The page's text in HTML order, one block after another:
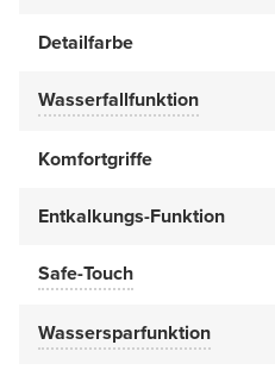
Detailfarbe
Wasserfallfunktion
Komfortgriffe
Entkalkungs-Funktion
Safe-Touch
Wassersparfunktion